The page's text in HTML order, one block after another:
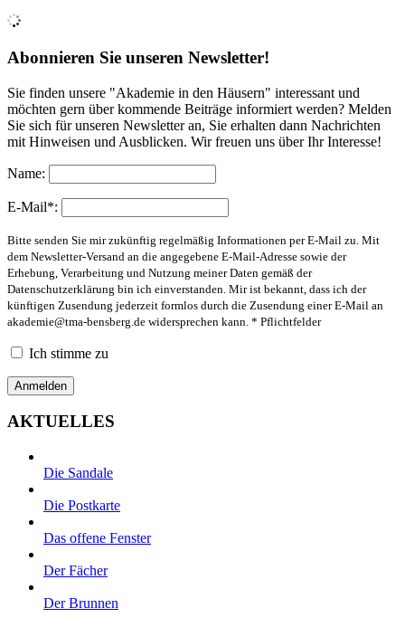
Abonnieren Sie unseren Newsletter!
Sie finden unsere "Akademie in den Häusern" interessant und
möchten gern über kommende Beiträge informiert werden? Melden
Sie sich für unseren Newsletter an, Sie erhalten dann Nachrichten
mit Hinweisen und Ausblicken. Wir freuen uns über Ihr Interesse!
Name:
E-Mail*:
Bitte senden Sie mir zukünftig regelmäßig Informationen per E-Mail zu. Mit
dem Newsletter-Versand an die angegebene E-Mail-Adresse sowie der
Erhebung, Verarbeitung und Nutzung meiner Daten gemäß der
Datenschutzerklärung bin ich einverstanden. Mir ist bekannt, dass ich der
künftigen Zusendung jederzeit formlos durch die Zusendung einer E-Mail an
akademie@tma-bensberg.de widersprechen kann. * Pflichtfelder
Ich stimme zu
AKTUELLES
Die Sandale
Die Postkarte
Das offene Fenster
Der Fächer
Der Brunnen